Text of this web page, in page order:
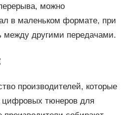
можно
в маленьком формате, при
между другими передачами.
производителей, которые
цифровых тюнеров для